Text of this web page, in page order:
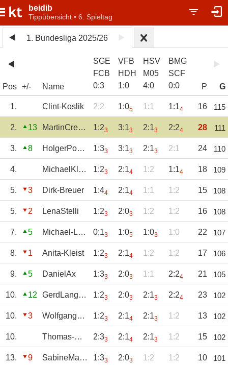
beidib
Tippübersicht • 6. Spieltag
1. Bundesliga 2025/26
Pos +/- Name
SGE
FCB
0:3
VFB
HDH
1:0
HSV
M05
4:0
BMG
SCF
0:0 P G
1. Clint-Koslik 2:2 1:05 1:1 1:14 16 115
2. 13 MartinCremer 1:23 3:13 2:13 2:24 28 111
3. 8 HolgerPoetter 1:33 3:13 2:13 2:1 24 110
4. MichaelKleist 1:23 2:14 1:2 1:14 18 109
5. 3 Dirk-Breuer 1:44 2:14 1:1 1:2 15 108
5. 2 LenaStelli 1:23 2:03 1:2 1:2 16 108
7. 5 Michael-Lorse 0:13 1:05 1:03 1:0 22 107
8. 1 Anita-Kleist 1:23 2:14 1:2 1:2 17 106
9. 5 DanielAx 1:33 2:03 1:1 2:24 21 105
10. 12 GerdLangendonk 1:23 2:03 2:13 2:24 23 102
10. 3 WolfgangWeiher 1:23 2:14 2:13 1:2 13 102
10. Thomas-Horchler 2:33 2:14 2:13 1:2 15 102
13. 9 SabineManheller 1:33 2:03 1:2 1:2 10 101